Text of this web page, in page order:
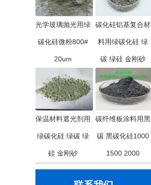
光学玻璃抛光用绿
碳化硅微粉800#
20um
碳化硅铝基复合材
料用绿碳化硅 绿
碳 绿硅 金刚砂
保温材料遮光剂用
绿碳化硅 绿碳 绿
硅 金刚砂
碳纤维板涂料用黑
碳 黑碳化硅1000
1500 2000